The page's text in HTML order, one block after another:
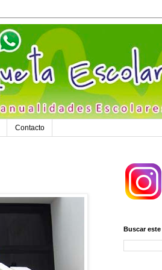
Contacto
Buscar